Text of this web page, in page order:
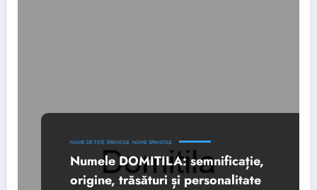
NUME DE FETE SPANIOLE NUME SPANIOLE
Numele DOMITILA: semnificație,
origine, trăsături și personalitate